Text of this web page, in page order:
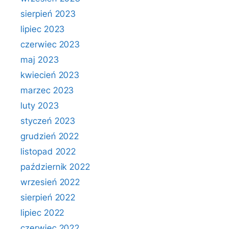
sierpień 2023
lipiec 2023
czerwiec 2023
maj 2023
kwiecień 2023
marzec 2023
luty 2023
styczeń 2023
grudzień 2022
listopad 2022
październik 2022
wrzesień 2022
sierpień 2022
lipiec 2022